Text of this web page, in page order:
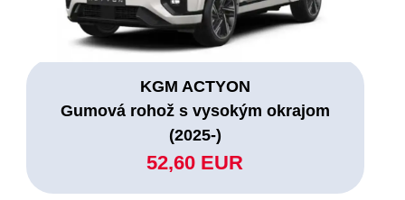
KGM ACTYON
Gumová rohož s vysokým okrajom
(2025-)
52,60 EUR